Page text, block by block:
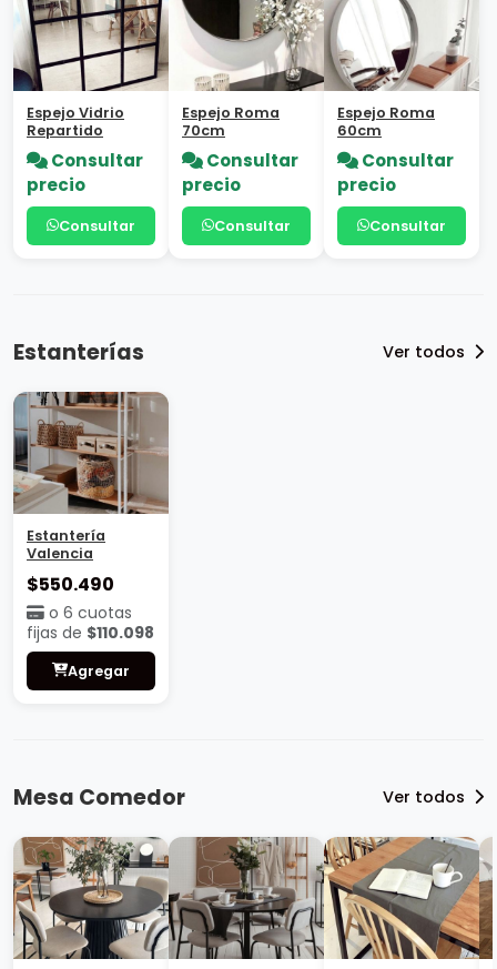
Espejo Vidrio
Repartido
Consultar
precio
Consultar
Espejo Roma
70cm
Consultar
precio
Consultar
Espejo Roma
60cm
Consultar
precio
Consultar
Estanterías Ver todos
Estantería
Valencia
$550.490
o 6 cuotas
fijas de $110.098
Agregar
Mesa Comedor Ver todos